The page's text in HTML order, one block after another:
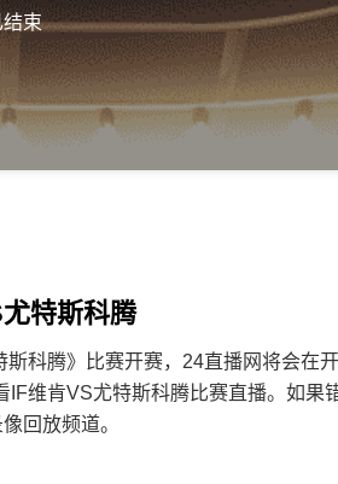
结束
特斯科腾
科腾》比赛开赛，24直播网将会在
维肯VS尤特斯科腾比赛直播。如果
回放频道。